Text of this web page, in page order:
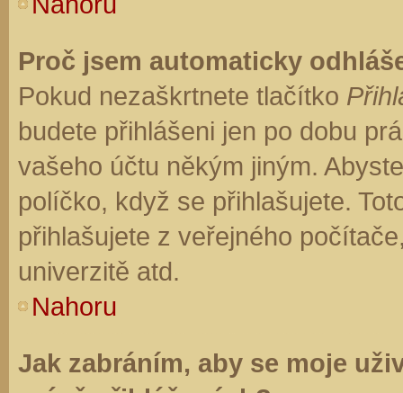
Proč jsem automaticky
Pokud nezaškrtnete tlačítko
budete přihlášeni jen po dobu
vašeho účtu někým jiným.
políčko, když se přihlašujete.
přihlašujete z veřejného
univerzitě atd.
Nahoru
Jak zabráním, aby se moje